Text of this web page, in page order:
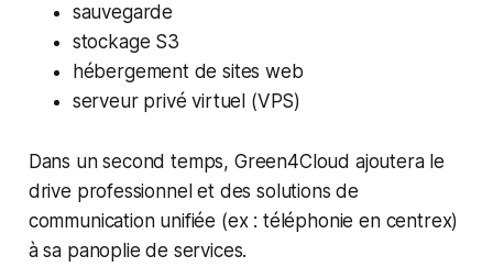
sauvegarde
stockage S3
hébergement de sites web
serveur privé virtuel (VPS)
Dans un second temps, Green4Cloud ajoutera le
drive professionnel et des solutions de
communication unifiée (ex : téléphonie en centrex)
à sa panoplie de services.